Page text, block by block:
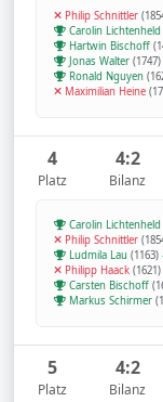
Philip Schnittler
Carolin Lichtenheld
Hartwin Bischoff
Jonas Walter (1747)
Ronald Nguyen
Maximilian Heine
4
Platz
4:2
Bilanz
Carolin Lichtenheld
Philip Schnittler
Ludmila Lau (1163)
Philipp Haack (1621)
Carsten Bischoff
Markus Schirmer
5
Platz
4:2
Bilanz